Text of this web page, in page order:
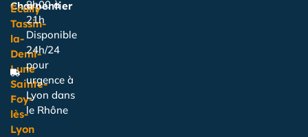
Charpentier
Écully
Tassin-
la-
Demi-
Lune
Sainte-
Foy-
lès-
Lyon
8h00 à
21h
Disponible
24h/24
pour
urgence à
Lyon dans
le Rhône